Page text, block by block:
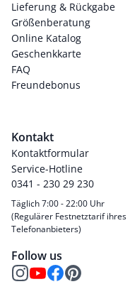
Lieferung & Rückgabe
Größenberatung
Online Katalog
Geschenkkarte
FAQ
Freundebonus
Kontakt
Kontaktformular
Service-Hotline
0341 - 230 29 230
Täglich 7:00 - 22:00 Uhr
(Regulärer Festnetztarif ihres
Telefonanbieters)
Follow us